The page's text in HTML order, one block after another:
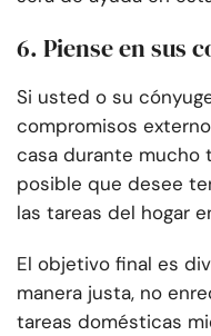
6. Piense en sus
Si usted o su
compromisos
casa durante mucho
posible que desee
las tareas del hogar
El objetivo final es
manera justa, no
tareas domésticas